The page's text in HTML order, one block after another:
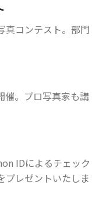
真コンテスト。部門
催。プロ写真家も講
IDによるチェック
プレゼントいたしま